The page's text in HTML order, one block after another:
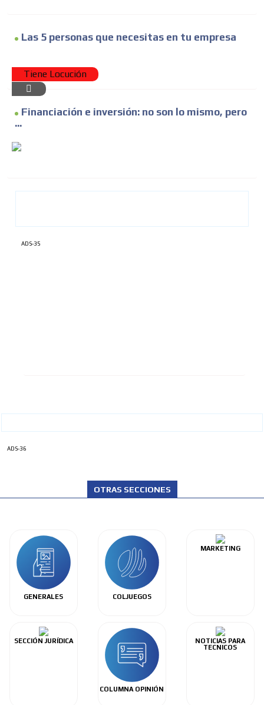
Las 5 personas que necesitas en tu empresa
Tiene Locución
Financiación e inversión: no son lo mismo, pero
...
ADS-35
ADS-36
OTRAS SECCIONES
GENERALES COLJUEGOS
MARKETING
SECCIÓN JURÍDICA
COLUMNA OPINIÓN
NOTICIAS PARA
TECNICOS